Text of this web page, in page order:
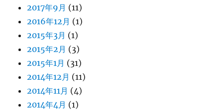
2017年9月 (11)
2016年12月 (1)
2015年3月 (1)
2015年2月 (3)
2015年1月 (31)
2014年12月 (11)
2014年11月 (4)
2014年4月 (1)